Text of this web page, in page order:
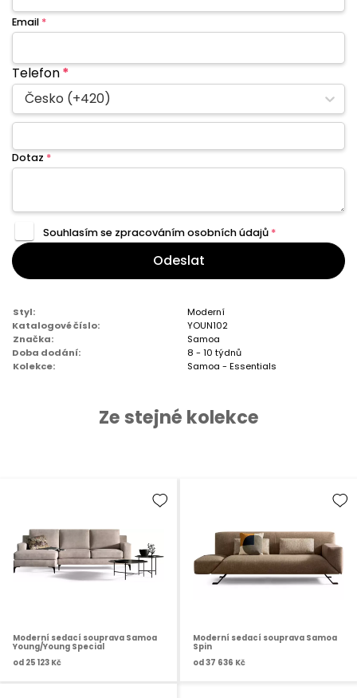
Email *
Telefon*
Česko (+420)
Dotaz *
Souhlasím se zpracovánímosobních údajů *
Odeslat
Styl:
Moderní
Katalogové číslo:
YOUN102
Značka:
Samoa
Doba dodání:
8 - 10 týdnů
Kolekce:
Samoa - Essentials
Ze stejné kolekce
Moderní sedací souprava Samoa
Young/Young Special
od 25 123 Kč
Moderní sedací souprava Samoa
Spin
od37 636 Kč